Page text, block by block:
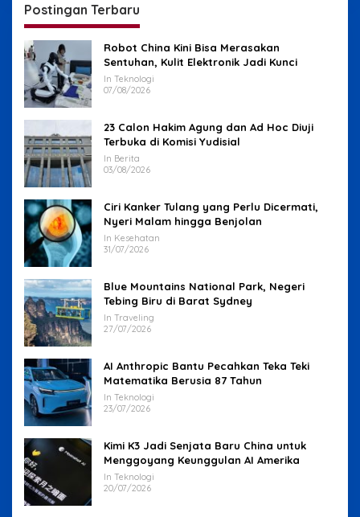
Postingan Terbaru
Robot China Kini Bisa Merasakan
Sentuhan, Kulit Elektronik Jadi Kunci
In Teknologi
07/08/2026
23 Calon Hakim Agung dan Ad Hoc Diuji
Terbuka di Komisi Yudisial
In Berita
03/08/2026
Ciri Kanker Tulang yang Perlu Dicermati,
Nyeri Malam hingga Benjolan
In Kesehatan
31/07/2026
Blue Mountains National Park, Negeri
Tebing Biru di Barat Sydney
In Traveling
27/07/2026
AI Anthropic Bantu Pecahkan Teka Teki
Matematika Berusia 87 Tahun
In Teknologi
23/07/2026
Kimi K3 Jadi Senjata Baru China untuk
Menggoyang Keunggulan AI Amerika
In Teknologi
20/07/2026